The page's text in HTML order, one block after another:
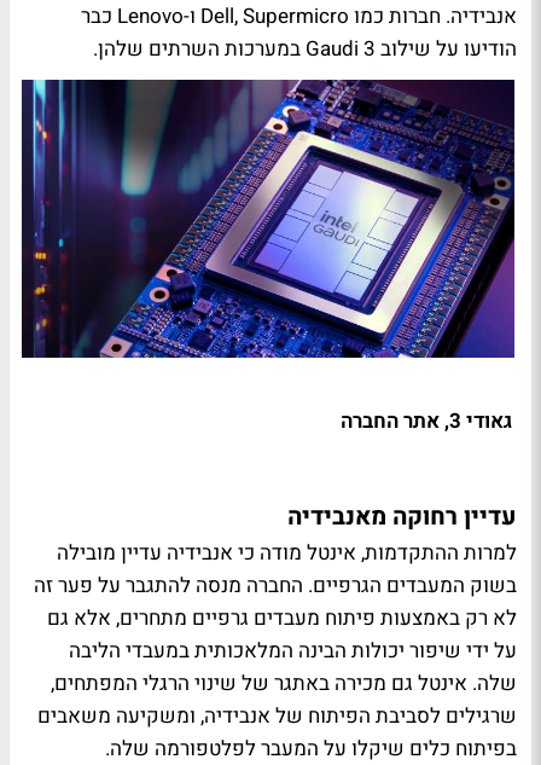
אנבידיה. חברות כמו Dell, Supermicro ו-Lenovo כבר
הודיעו על שילוב Gaudi 3 במערכות השרתים שלהן.
גאודי 3, אתר החברה
עדיין רחוקה מאנבידיה
למרות ההתקדמות, אינטל מודה כי אנבידיה עדיין מובילה
בשוק המעבדים הגרפיים. החברה מנסה להתגבר על פער זה
לא רק באמצעות פיתוח מעבדים גרפיים מתחרים, אלא גם
על ידי שיפור יכולות הבינה המלאכותית במעבדי הליבה
שלה. אינטל גם מכירה באתגר של שינוי הרגלי המפתחים,
שרגילים לסביבת הפיתוח של אנבידיה, ומשקיעה משאבים
בפיתוח כלים שיקלו על המעבר לפלטפורמה שלה.